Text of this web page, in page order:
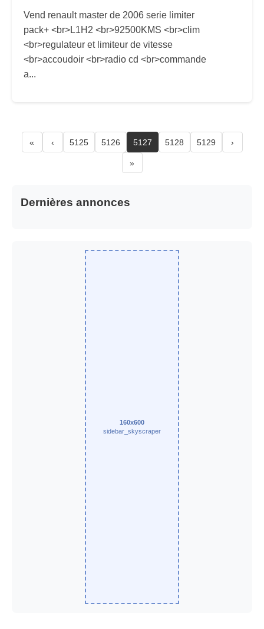
Vend renault master de 2006 serie limiter
pack+ <br>L1H2 <br>92500KMS <br>clim
<br>regulateur et limiteur de vitesse
<br>accoudoir <br>radio cd <br>commande
a...
« ‹ 5125 5126 5127 5128 5129 ›
»
Dernières annonces
160x600
sidebar_skyscraper